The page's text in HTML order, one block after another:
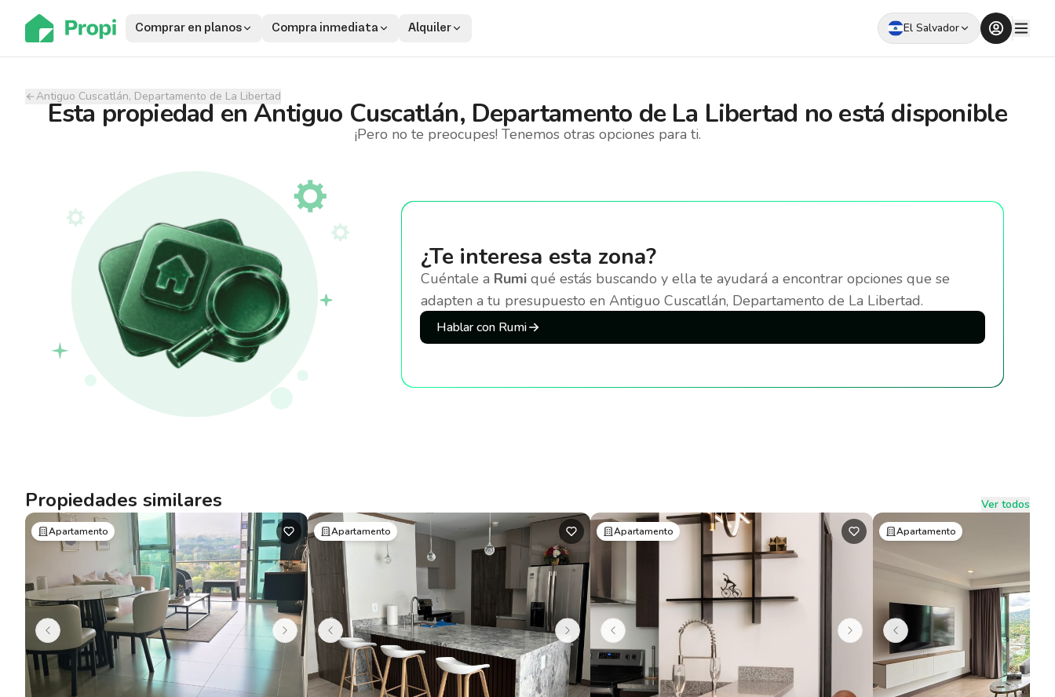
Comprar en planos Compra inmediata Alquiler El Salvador
Antiguo Cuscatlán, Departamento de La Libertad
Esta propiedad en Antiguo Cuscatlán, Departamento de La Libertad no está disponible
¡Pero no te preocupes! Tenemos otras opciones para ti.
¿Te interesa esta zona?
Cuéntale a Rumi qué estás buscando y ella te ayudará a encontrar opciones que se
adapten a tu presupuesto en Antiguo Cuscatlán, Departamento de La Libertad.
Hablar con Rumi
Propiedades similares Ver todos
Apartamento Apartamento Apartamento Apartamento